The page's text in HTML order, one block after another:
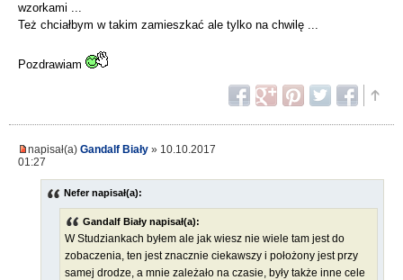
wzorkami ...
Też chciałbym w takim zamieszkać ale tylko na chwilę ...
Pozdrawiam
napisał(a) Gandalf Biały » 10.10.2017
01:27
Nefer napisał(a):
Gandalf Biały napisał(a):
W Studziankach byłem ale jak wiesz nie wiele tam jest do
zobaczenia, ten jest znacznie ciekawszy i położony jest przy
samej drodze, a mnie zależało na czasie, były także inne cele